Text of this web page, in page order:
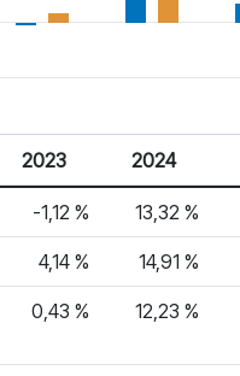
2023 2024
-1,12 % 13,32 %
4,14 % 14,91 %
0,43 % 12,23 %